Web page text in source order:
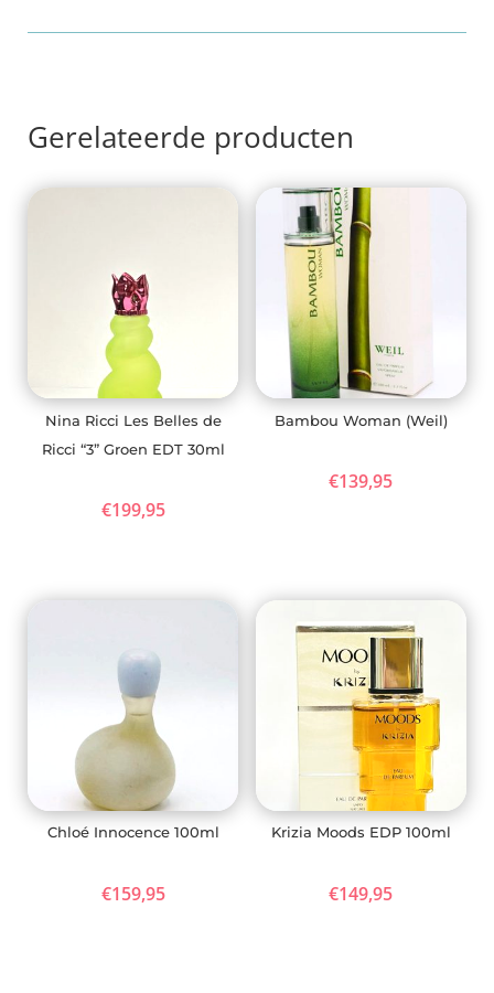
Gerelateerde producten
Nina Ricci Les Belles de
Ricci “3” Groen EDT 30ml
€199,95
Bambou Woman (Weil)
€139,95
Chloé Innocence 100ml
€159,95
Krizia Moods EDP 100ml
€149,95